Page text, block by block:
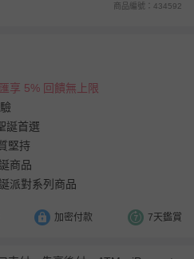
商品編號：434592
享 5% 回饋無上限
誕首選
堅持
商品
派對系列商品
加密付款 7天鑑賞